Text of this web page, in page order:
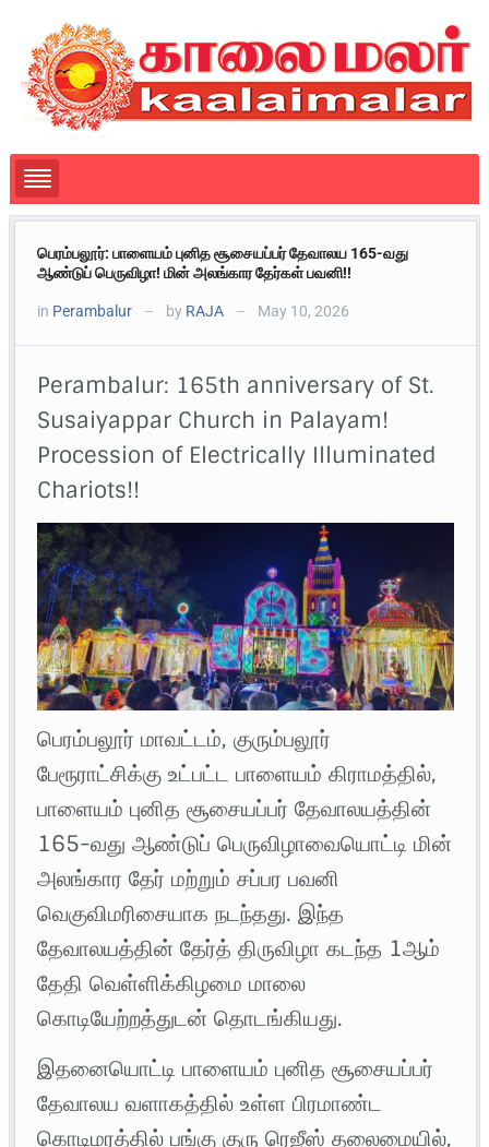
பெரம்பலூர்: பாளையம் புனித சூசையப்பர் தேவாலய 165-வது
ஆண்டுப் பெருவிழா! மின் அலங்கார தேர்கள் பவனி!!
in Perambalur — by RAJA — May 10, 2026
Perambalur: 165th anniversary of St.
Susaiyappar Church in Palayam!
Procession of Electrically Illuminated
Chariots!!
பெரம்பலூர் மாவட்டம், குரும்பலூர்
பேரூராட்சிக்கு உட்பட்ட பாளையம் கிராமத்தில்,
பாளையம் புனித சூசையப்பர் தேவாலயத்தின்
165-வது ஆண்டுப் பெருவிழாவையொட்டி மின்
அலங்கார தேர் மற்றும் சப்பர பவனி
வெகுவிமரிசையாக நடந்தது. இந்த
தேவாலயத்தின் தேர்த் திருவிழா கடந்த 1ஆம்
தேதி வெள்ளிக்கிழமை மாலை
கொடியேற்றத்துடன் தொடங்கியது.
இதனையொட்டி பாளையம் புனித சூசையப்பர்
தேவாலய வளாகத்தில் உள்ள பிரமாண்ட
கொடிமரத்தில் பங்கு குரு ரெஜீஸ் தலைமையில்,